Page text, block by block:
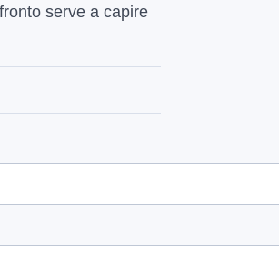
serve a capire